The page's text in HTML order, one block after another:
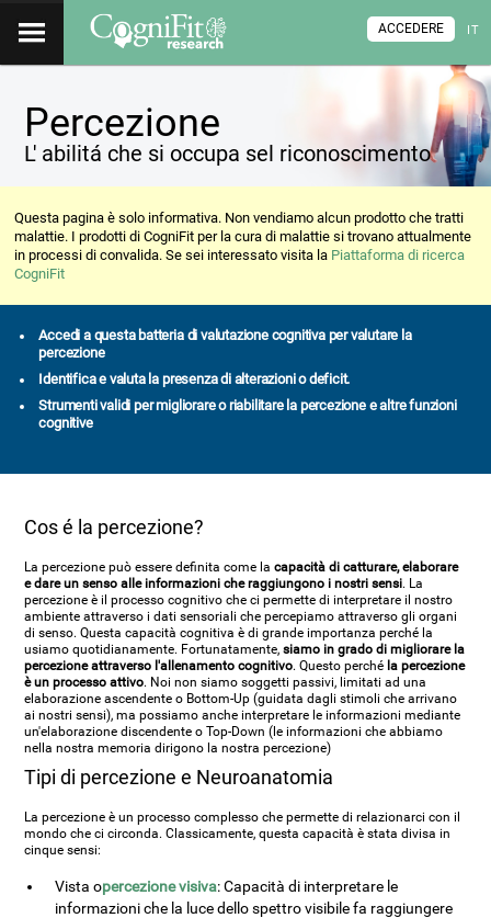
IT
ACCEDERE
Percezione
L' abilitá che si occupa sel riconoscimento
Questa pagina è solo informativa. Non vendiamo alcun prodotto che tratti
malattie. I prodotti di CogniFit per la cura di malattie si trovano attualmente
in processi di convalida. Se sei interessato visita la Piattaforma di ricerca
CogniFit
Accedi a questa batteria di valutazione cognitiva per valutare la
percezione
Identifica e valuta la presenza di alterazioni o deficit.
Strumenti validi per migliorare o riabilitare la percezione e altre funzioni
cognitive
Cos é la percezione?
La percezione può essere definita come lacapacità di catturare, elaborare
e dare un senso alle informazioni che raggiungono i nostri sensi. La
percezione è il processo cognitivo che ci permette di interpretare il nostro
ambiente attraverso i dati sensoriali che percepiamo attraverso gli organi
di senso. Questa capacità cognitiva è di grande importanza perché la
usiamo quotidianamente. Fortunatamente,siamo in grado di migliorare la
percezione attraverso l'allenamento cognitivo. Questo perché la percezione
è un processo attivo. Noi non siamo soggetti passivi, limitati ad una
elaborazione ascendente o Bottom-Up (guidata dagli stimoli che arrivano
ai nostri sensi), ma possiamo anche interpretare le informazioni mediante
un'elaborazione discendente o Top-Down (le informazioni che abbiamo
nella nostra memoria dirigono la nostra percezione)
Tipi di percezione e Neuroanatomia
La percezione è un processo complesso che permette di relazionarci con il
mondo che ci circonda. Classicamente, questa capacità è stata divisa in
cinque sensi:
Vista opercezione visiva: Capacità di interpretare le
informazioni che la luce dello spettro visibile fa raggiungere